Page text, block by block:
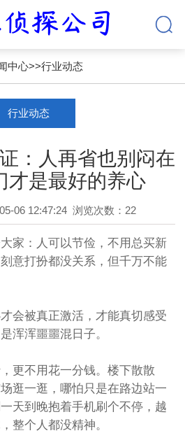
中心>>行业动态
行业动态
：人再省也别闷在
才是最好的养心
06 12:47:24 浏览次数：22
家：人可以节俭，不用总买新
意打扮都没关系，但千万不能
会被真正激活，才能真切感受
浑浑噩噩混日子。
更不用花一分钱。楼下散散
逛一逛，哪怕只是在路边站一
天到晚抱着手机刷个不停，越
整个人都没精神。